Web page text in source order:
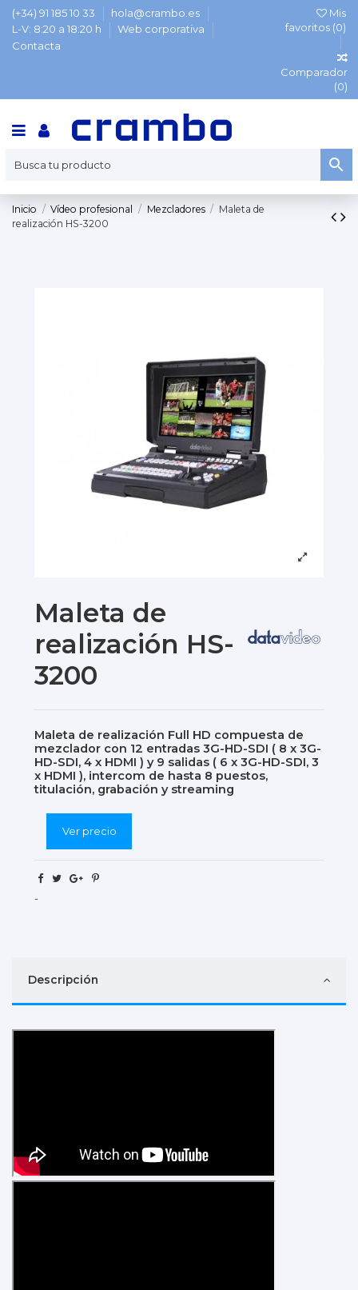
(+34) 91 185 10 33
hola@crambo.es
L-V: 8:20 a 18:20 h
Web corporativa
Contacta
Mis
favoritos (0)
Comparador
(0)
Inicio Vídeo profesional Mezcladores
Maleta de
realización HS-3200
Maleta de
realización HS-
3200
Maleta de realización Full HD compuesta de
mezclador con 12 entradas 3G-HD-SDI ( 8 x 3G-
HD-SDI, 4 x HDMI ) y 9 salidas ( 6 x 3G-HD-SDI, 3
x HDMI ), intercom de hasta 8 puestos,
titulación, grabación y streaming
Ver precio
-
Descripción